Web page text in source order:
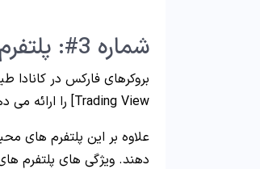
شماره 3#: پلتفرم معاملاتی
Trading View] را ارائه می دهند.
علاوه بر این پلتفرم های
دهند. ویژگی های پلتفرم